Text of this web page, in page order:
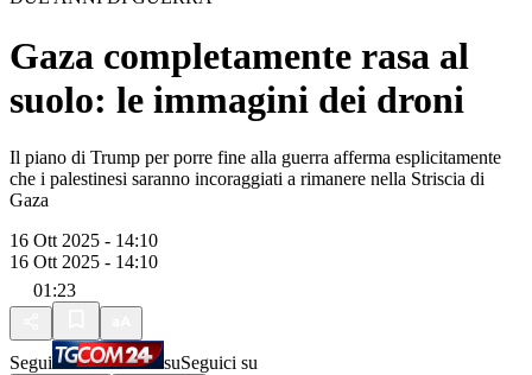
Gaza completamente rasa al
suolo: le immagini dei droni
Il piano di Trump per porre fine alla guerra afferma esplicitamente
che i palestinesi saranno incoraggiati a rimanere nella Striscia di
Gaza
16 Ott 2025 - 14:10
16 Ott 2025 - 14:10
01:23
Segui suSeguici su